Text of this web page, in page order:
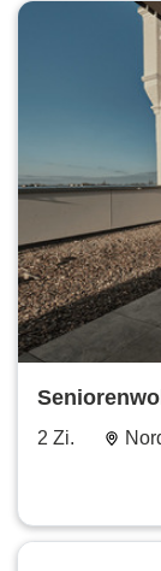
Betreutes
2 Zi.